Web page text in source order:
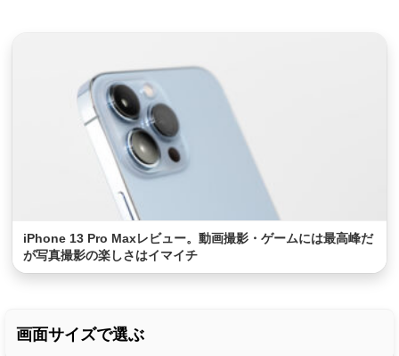
iPhone 13 Pro Maxレビュー。動画撮影・ゲームには最高峰だ
が写真撮影の楽しさはイマイチ
画面サイズで選ぶ